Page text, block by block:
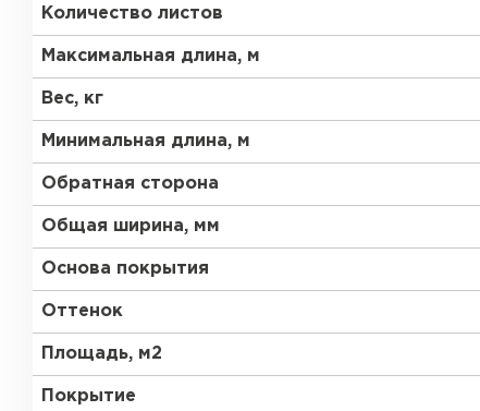
Количество листов
Максимальная длина, м
Вес, кг
Минимальная длина, м
Обратная сторона
Общая ширина, мм
Основа покрытия
Оттенок
Площадь, м2
Покрытие